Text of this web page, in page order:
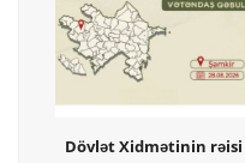
Dövlət Xidmətinin rəisi